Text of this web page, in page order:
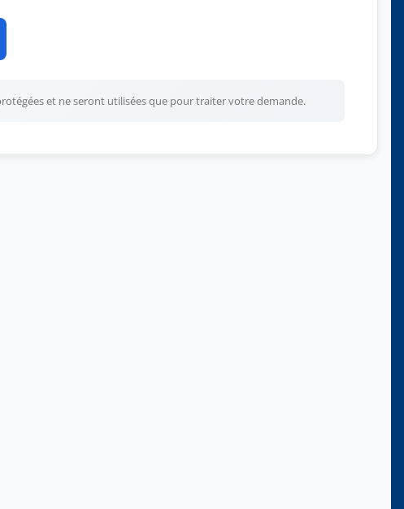
et ne seront utilisées que pour traiter votre demande.